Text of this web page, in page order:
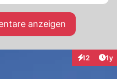
anzeigen
12 1y